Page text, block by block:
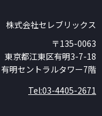
株式会社セレブリックス
〒135-0063
東京都江東区有明3-7-18
有明セントラルタワー7階
Tel:03-4405-2671